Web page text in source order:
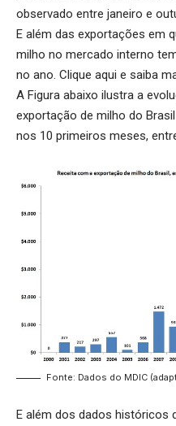
observado entre janeiro e
E além das exportações em
milho no mercado interno
no ano. Clique aqui e saiba
A Figura abaixo ilustra a
exportação de milho do
nos 10 primeiros meses,
Fonte: Dados do MDIC
E além dos dados históricos